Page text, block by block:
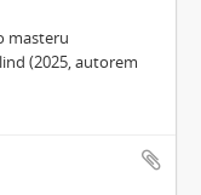
masteru
(2025, autorem